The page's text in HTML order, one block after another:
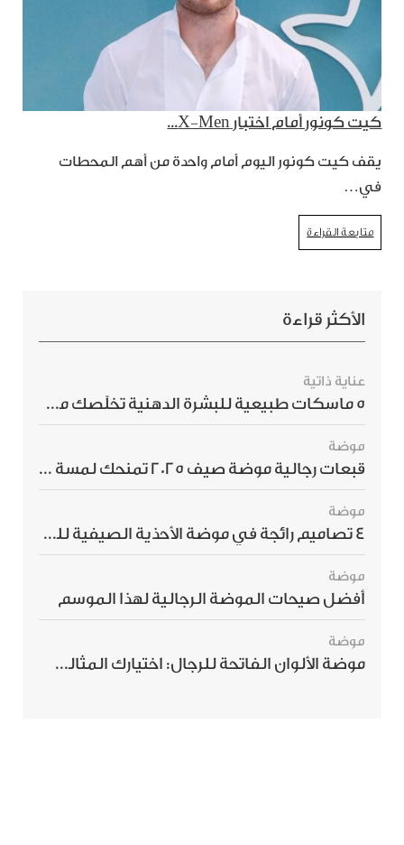
كيت كونور أمام اختبار X-Men...
يقف كيت كونور اليوم أمام واحدة من أهم المحطات
في…
متابعة القراءة
الأكثر قراءة
عناية ذاتية
5 ماسكات طبيعية للبشرة الدهنية تخلّصك من الحبوب بسرعة
موضة
قبعات رجالية موضة صيف 2025 تمنحك لمسة أناقة استثنائية
موضة
4 تصاميم رائجة في موضة الأحذية الصيفية للرجال هذا الموسم
موضة
أفضل صيحات الموضة الرجالية لهذا الموسم
موضة
موضة الألوان الفاتحة للرجال: اختيارك المثالي لإطلالة صيفية مبهرة